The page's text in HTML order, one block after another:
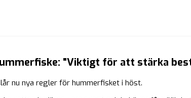
"Viktigt för att stärka
nu nya regler för hummerfisket i höst.